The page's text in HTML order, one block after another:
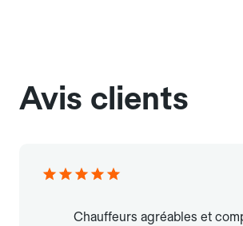
Avis clients
Chauffeurs agréables et